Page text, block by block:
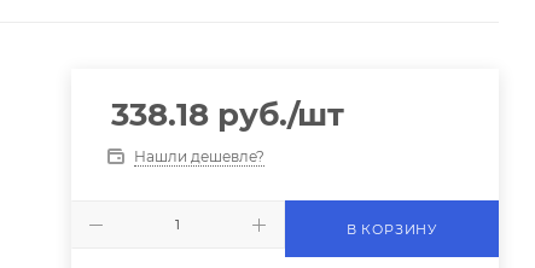
338.18руб./шт
Нашли дешевле?
В КОРЗИНУ